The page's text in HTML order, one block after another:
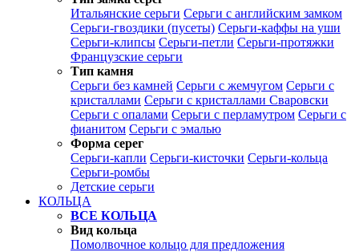
Итальянские серьги Серьги с английским замком
Серьги-гвоздики (пусеты) Серьги-каффы на уши
Серьги-клипсы Серьги-петли Серьги-протяжки
Французские серьги
Тип камня
Серьги без камней Серьги с жемчугом Серьги с
кристаллами Серьги с кристаллами Сваровски
Серьги с опалами Серьги с перламутром Серьги с
фианитом Серьги с эмалью
Форма серег
Серьги-капли Серьги-кисточки Серьги-кольца
Серьги-ромбы
Детские серьги
КОЛЬЦА
ВСЕ КОЛЬЦА
Вид кольца
Помолвочное кольцо для предложения